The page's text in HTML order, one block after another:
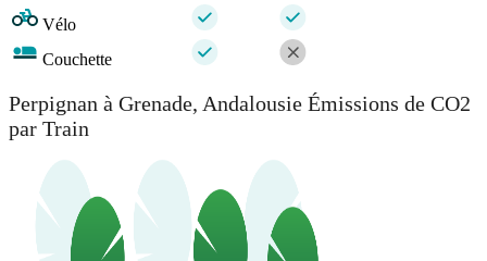
Vélo
Couchette
Perpignan à Grenade, Andalousie Émissions de CO2
par Train